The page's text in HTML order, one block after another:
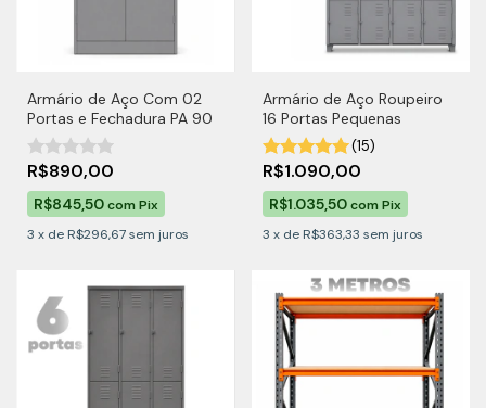
Armário de Aço Com 02
Portas e Fechadura PA 90
R$890,00
R$845,50comPix
3 x de R$296,67sem juros
Armário de Aço Roupeiro
16 Portas Pequenas
(15)
R$1.090,00
R$1.035,50com Pix
3 x de R$363,33 sem juros